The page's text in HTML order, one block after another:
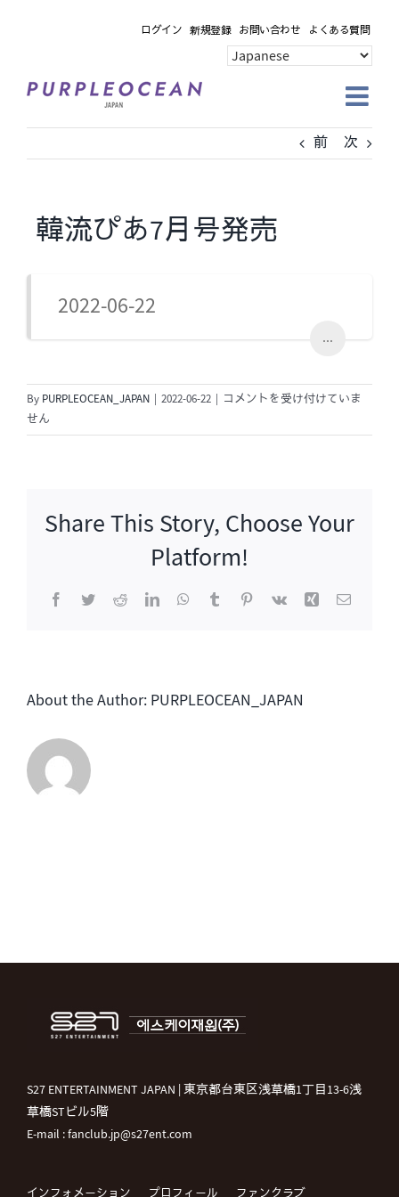
ログイン 新規登録 お問い合わせ よくある質問
前 次
韓流ぴあ7月号発売
2022-06-22
...
By PURPLEOCEAN_JAPAN 2022-06-22
韓
ぴ
号
売
コメントを受け付けていま
せん
Share This Story, Choose Your
Platform!
Facebook
TwitterRedditLinkedInWhatsApp
TumblrPinterest
Vk Xing 電
About the Author: PURPLEOCEAN_JAPAN
S27 ENTERTAINMENT JAPAN | 東京都台東区浅草橋1丁目13-6浅
草橋STビル5階
E-mail : fanclub.jp@s27ent.com
インフォメーション プロフィール ファンクラブ